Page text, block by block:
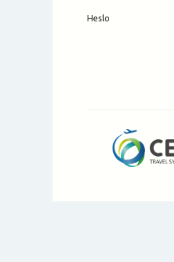
Heslo